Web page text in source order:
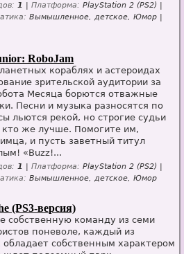
1 Платформа: PlayStation 2 (PS2) |
Вымышленное, детское, Юмор |
RoboJam
кораблях и астероидах
зрительской аудитории за
Месяца борются отважные
Песни и музыка разносятся по
льются рекой, но строгие судьи
же лучше. Помогите им,
и пусть заветный титул
«Buzz!...
1 Платформа: PlayStation 2 (PS2) |
Вымышленное, детское, Юмор
(PS3-версия)
собственную команду из семи
поневоле, каждый из
обладает собственным характером